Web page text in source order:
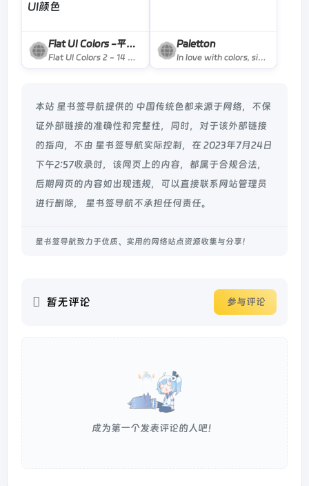
Flat UI Colors -平面UI颜色
Flat UI Colors 2 - 14 Color Palettes, 280 colors 🎨
Paletton
In love with colors, since 2002. A designer tool for creating color combinations that work together well. Formerly known as Color Scheme Designer. Use the color wheel to create great color palettes.
本站 星书签导航提供的 中国传统色都来源于网络，不保
证外部链接的准确性和完整性，同时，对于该外部链接
的指向，不由 星书签导航实际控制，在 2023年7月24日
下午2:57收录时，该网页上的内容，都属于合规合法，
后期网页的内容如出现违规，可以直接联系网站管理员
进行删除， 星书签导航不承担任何责任。
星书签导航致力于优质、实用的网络站点资源收集与分享！
暂无评论 参与评论
成为第一个发表评论的人吧！